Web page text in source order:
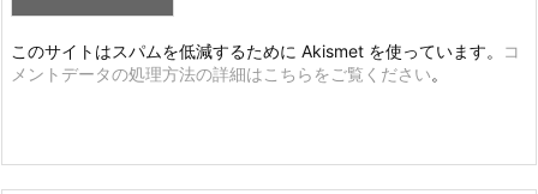
このサイトはスパムを低減するために Akismet を使っています。
コ
メントデータの処理方法の詳細はこちらをご覧ください。